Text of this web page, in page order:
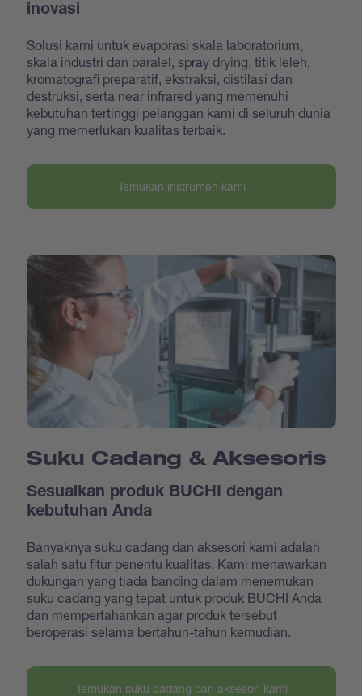
inovasi
Solusi kami untuk evaporasi skala laboratorium,
skala industri dan paralel, spray drying, titik leleh,
kromatografi preparatif, ekstraksi, distilasi dan
destruksi, serta near infrared yang memenuhi
kebutuhan tertinggi pelanggan kami di seluruh dunia
yang memerlukan kualitas terbaik.
Temukan instrumen kami
Suku Cadang & Aksesoris
Sesuaikan produk BUCHI dengan
kebutuhan Anda
Banyaknya suku cadang dan aksesori kami adalah
salah satu fitur penentu kualitas. Kami menawarkan
dukungan yang tiada banding dalam menemukan
suku cadang yang tepat untuk produk BUCHI Anda
dan mempertahankan agar produk tersebut
beroperasi selama bertahun-tahun kemudian.
Temukan suku cadang dan aksesori kami